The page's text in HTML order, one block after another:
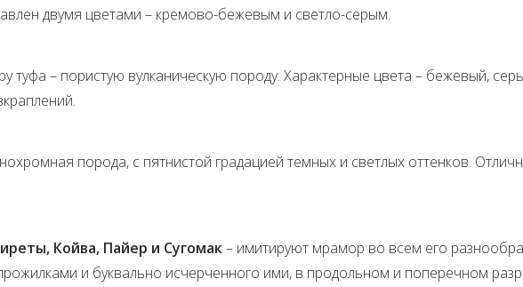
двумя цветами – кремово-бежевым и светло-серым.
туфа – пористую вулканическую породу. Характерные цвета – бежевый,
порода, с пятнистой градацией темных и светлых оттенков.
Койва, Пайер и Сугомак– имитируют мрамор во всем его
и буквально исчерченного ими, в продольном и поперечном